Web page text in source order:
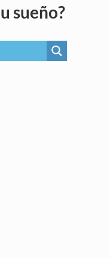
sueño?